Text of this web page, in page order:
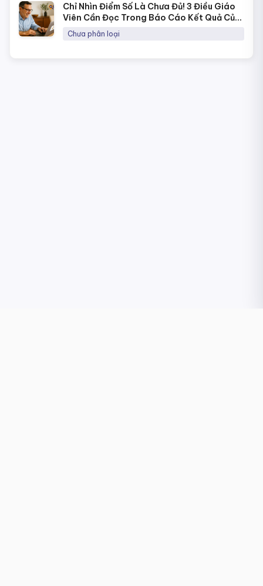
Chỉ Nhìn Điểm Số Là Chưa Đủ! 3 Điều Giáo
Viên Cần Đọc Trong Báo Cáo Kết Quả Của
NineQuiz Để Hiểu Học Sinh Hơn
Chưa phân loại